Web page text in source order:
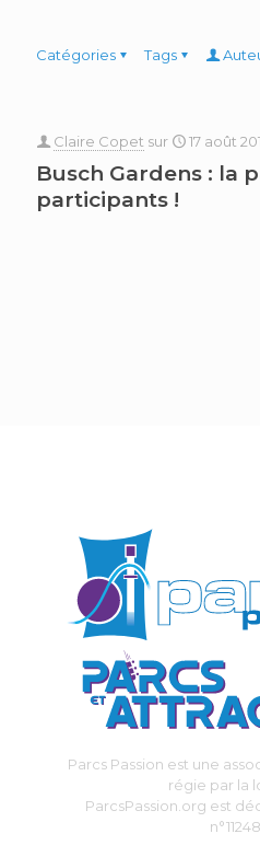
Catégories Tags
Claire Copet sur 17 août
Busch Gardens : la
participants !
Parcs Passion est une
régie par la
ParcsPassion.org est